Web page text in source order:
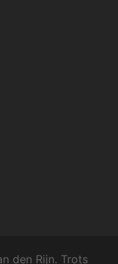
den Rijn. Trots